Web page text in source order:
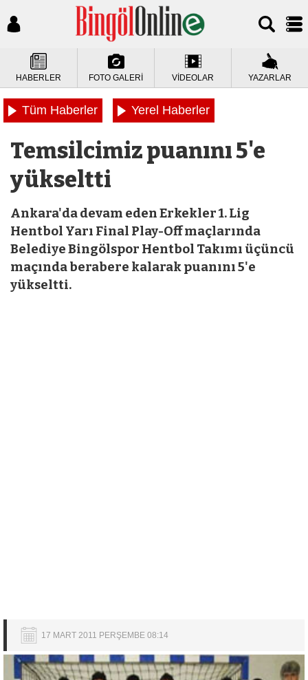
HABERLER FOTO GALERİ VİDEOLAR YAZARLAR
Tüm Haberler Yerel Haberler
Temsilcimiz puanını 5'e
yükseltti
Ankara'da devam eden Erkekler 1. Lig
Hentbol Yarı Final Play-Off maçlarında
Belediye Bingölspor Hentbol Takımı üçüncü
maçında berabere kalarak puanını 5'e
yükseltti.
17 MART 2011 PERŞEMBE 08:14